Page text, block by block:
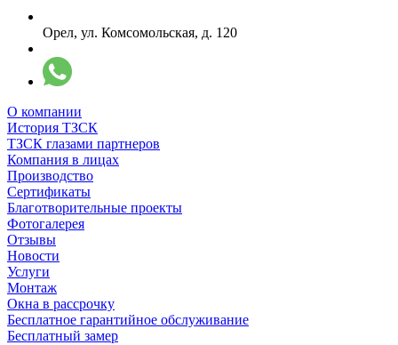
Орел, ул. Комсомольская, д. 120
О компании
История ТЗСК
ТЗСК глазами партнеров
Компания в лицах
Производство
Сертификаты
Благотворительные проекты
Фотогалерея
Отзывы
Новости
Услуги
Монтаж
Окна в рассрочку
Бесплатное гарантийное обслуживание
Бесплатный замер